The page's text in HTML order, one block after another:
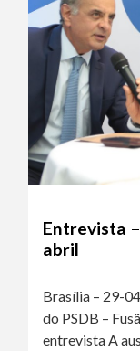
Entrevista
abril
Brasília – 29-
do PSDB –
entrevista A